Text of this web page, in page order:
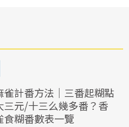
雀計番方法｜三番起糊點
三元/十三么幾多番？香
食糊番數表一覽